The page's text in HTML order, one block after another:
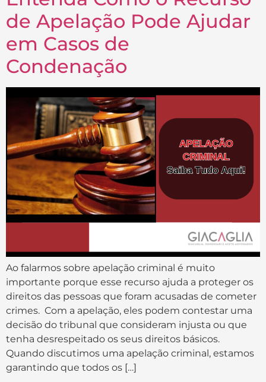
de Apelação Pode Ajudar
em Casos de
Condenação
Ao falarmos sobre apelação criminal é muito
importante porque esse recurso ajuda a proteger os
direitos das pessoas que foram acusadas de cometer
crimes. Com a apelação, eles podem contestar uma
decisão do tribunal que consideram injusta ou que
tenha desrespeitado os seus direitos básicos.
Quando discutimos uma apelação criminal, estamos
garantindo que todos os […]